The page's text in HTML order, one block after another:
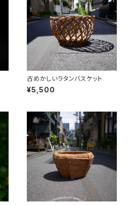
古めかしいラタンバスケット
¥5,500